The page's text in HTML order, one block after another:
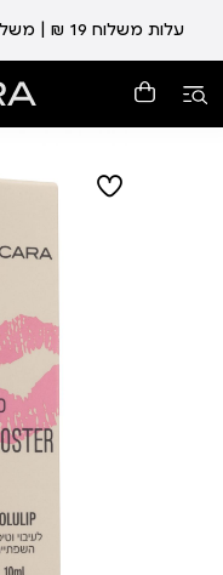
עלות משלוח 19 ₪ | משלוח חינם עד הבית בכל קנייה מעל 99 ₪